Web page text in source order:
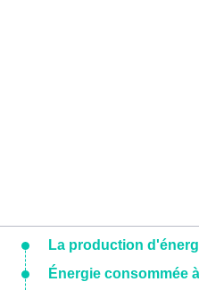
La production
Énergie consommée